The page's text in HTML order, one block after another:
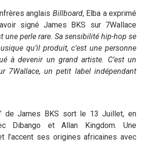
anglais Billboard, Elba a exprimé
signé James BKS sur 7Wallace
une perle rare. Sa sensibilité hip-hop se
qu’il produit, c’est une personne
à devenir un grand artiste. C’est un
7Wallace, un petit label indépendant
de James BKS sort le 13 Juillet, en
Dibango et Allan Kingdom. Une
l’accent ses origines africaines avec